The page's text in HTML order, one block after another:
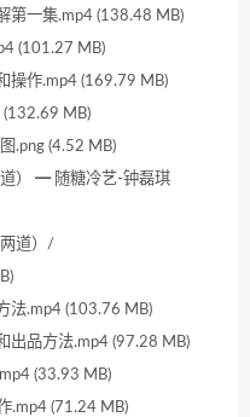
第一集.mp4 (138.48 MB)
(101.27 MB)
操作.mp4 (169.79 MB)
MB)
.png (4.52 MB)
） ━ 随糖冷艺-钟磊琪
道）/
法.mp4 (103.76 MB)
出品方法.mp4 (97.28 MB)
(33.93 MB)
.mp4 (71.24 MB)